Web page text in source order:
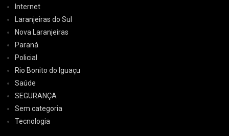
Internet
Laranjeiras do Sul
Nova Laranjeiras
Paraná
Policial
Rio Bonito do Iguaçu
Saúde
SEGURANÇA
Sem categoria
Tecnologia